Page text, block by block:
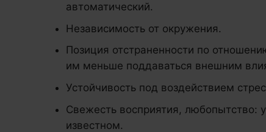
автоматический.
Независимость от окружения.
Позиция отстраненности по
им меньше поддаваться внешним
Устойчивость под воздействием
Свежесть восприятия, любопытство:
известном.